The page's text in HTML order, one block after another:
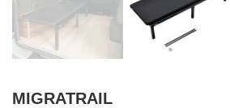
MIGRATRAIL